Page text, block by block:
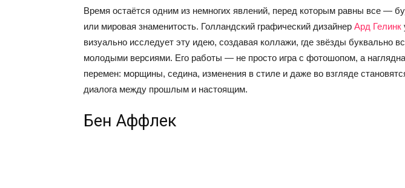
Время остаётся одним из немногих явлений, перед которым равны все —
или мировая знаменитость. Голландский графический дизайнер Ард Гелинк
визуально исследует эту идею, создавая коллажи, где звёзды буквально
молодыми версиями. Его работы — не просто игра с фотошопом, а
перемен: морщины, седина, изменения в стиле и даже во взгляде
диалога между прошлым и настоящим.
Бен Аффлек